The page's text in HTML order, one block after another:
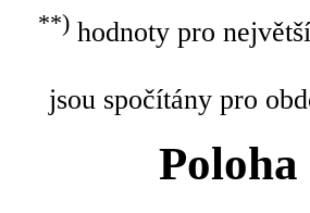
**)hodnoty pro
jsou spočítány pro
Poloha